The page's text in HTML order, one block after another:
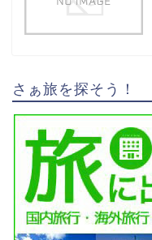
さぁ旅を探そう！